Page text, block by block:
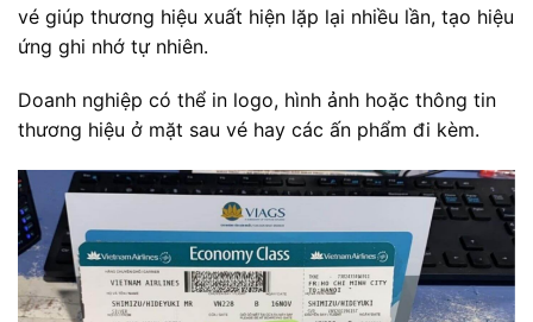
vé giúp thương hiệu xuất hiện lặp lại nhiều lần, tạo hiệu
ứng ghi nhớ tự nhiên.
Doanh nghiệp có thể in logo, hình ảnh hoặc thông tin
thương hiệu ở mặt sau vé hay các ấn phẩm đi kèm.